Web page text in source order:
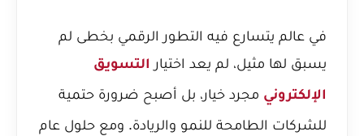
في عالم يتسارع فيه التطور الرقمي بخطى لم
يسبق لها مثيل، لم يعد اختيار التسويق
الإلكتروني مجرد خيار، بل أصبح ضرورة حتمية
للشركات الطامحة للنمو والريادة. ومع حلول عام